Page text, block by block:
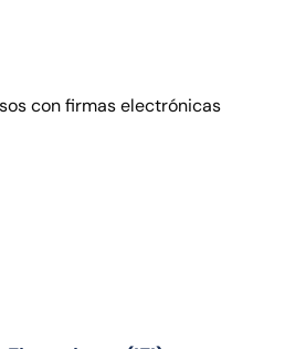
con firmas electrónicas